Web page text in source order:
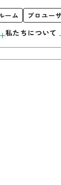
私たちについて
ーム プロユー